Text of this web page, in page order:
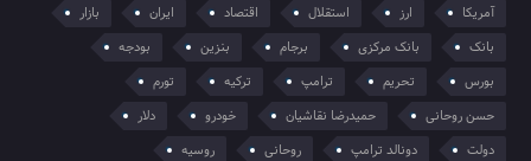
آمریکا ارز استقلال اقتصاد ایران
بازار
بانک
بانک مرکزی برجام بنزین
بودجه
بورس
تحریم ترامپ ترکیه
تورم
حسن روحانی
حمیدرضا نقاشیان خودرو
دلار
دولت
دونالد ترامپ روحانی روسیه